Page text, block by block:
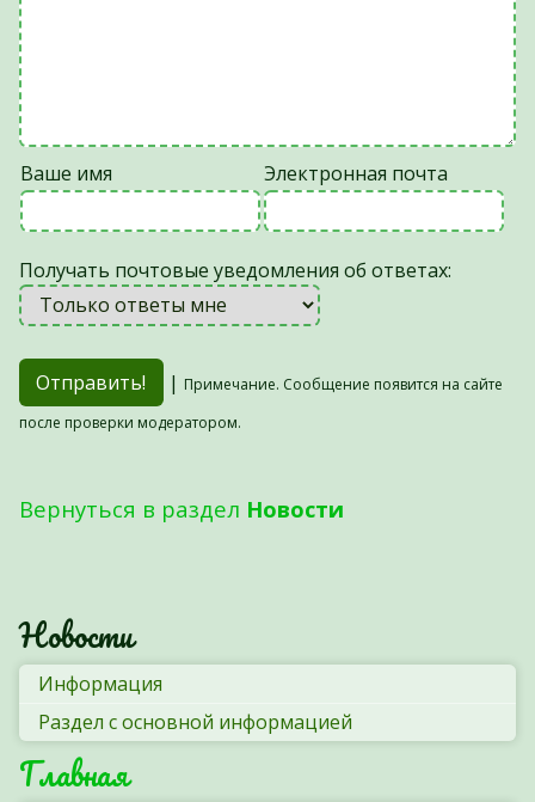
Ваше имя Электронная почта
Получать почтовые уведомления об ответах:
| Примечание. Сообщение появится на сайте
после проверки модератором.
Вернуться в раздел Новости
Новости
Информация
Раздел с основной информацией
Главная